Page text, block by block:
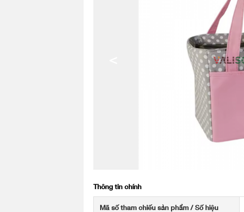
Thông tin chính
Mã số tham chiếu sản phẩm / Số hiệu